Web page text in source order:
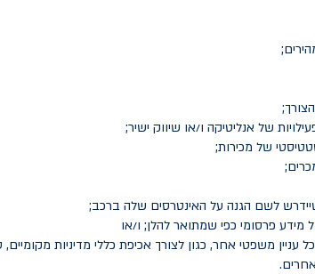
של אנליטיקה ו/או שיווק ישיר;
של מכירות;
לשם הגנה על האינטרסים שלה ברכב;
מידע פרסומי כפי שמתואר להלן; ו/או
משפטי אחר, כגון לצורך אכיפת כללי מדיניות